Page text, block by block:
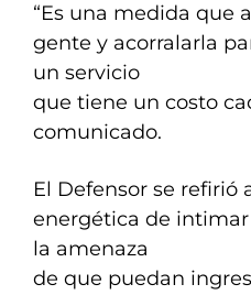
“Es una medida que
gente y acorralarla
un servicio
que tiene un costo
comunicado.
El Defensor se refirió
energética de
la amenaza
de que puedan